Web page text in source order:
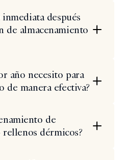
después
de almacenamiento
año necesito para
de manera efectiva?
de
dérmicos?